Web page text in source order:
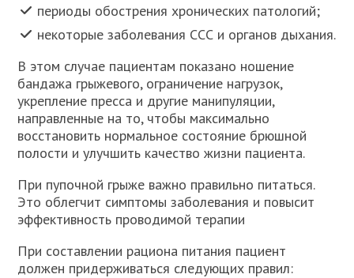
периоды обострения хронических патологий;
некоторые заболевания ССС и органов дыхания.
В этом случае пациентам показано ношение
бандажа грыжевого, ограничение нагрузок,
укрепление пресса и другие манипуляции,
направленные на то, чтобы максимально
восстановить нормальное состояние брюшной
полости и улучшить качество жизни пациента.
При пупочной грыже важно правильно питаться.
Это облегчит симптомы заболевания и повысит
эффективность проводимой терапии
При составлении рациона питания пациент
должен придерживаться следующих правил: